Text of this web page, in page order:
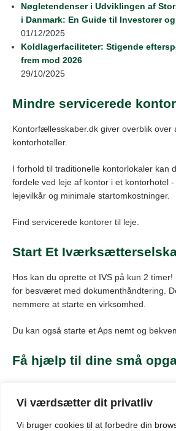
Vi værdsætter dit privatliv
Vi bruger cookies til at forbedre din
Nøgletendenser i Udviklingen af
i Danmark: En Guide til Investorer
01/12/2025
Koldlagerfaciliteter: Stigende
frem mod 2026
29/10/2025
Mindre servicerede
Kontorfællesskaber.dk giver overblik over
kontorhoteller.
I forhold til traditionelle kontorlokaler kan
fordele ved leje af kontor i et kontorhotel
lejevilkår og minimale startomkostninger.
Find servicerede kontorer til leje.
Start Et
Hos kan du oprette et IVS på kun 2
for besværet med dokumenthåndtering.
nemmere at starte en virksomhed.
Du kan også starte et Aps nemt og
Få hjælp til dine små
rettet, opsat og redigeret tekster,